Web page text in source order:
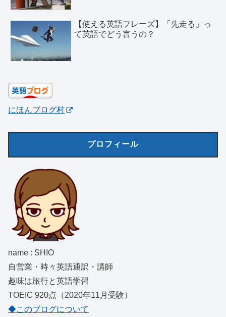
【使える英語フレーズ】「先走る」っ
て英語でどう言うの？
にほんブログ村
プロフィール
name : SHIO
自営業・時々英語通訳・講師
趣味は旅行と英語学習
TOEIC 920点（2020年11月受験）
◆このブログについて